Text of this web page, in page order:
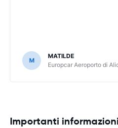
M
MATILDE
Europcar Aeroporto di
Importanti